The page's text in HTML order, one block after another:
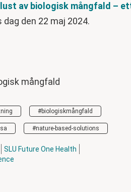
av biologisk mångfald –
den 22 maj 2024.
mångfald
#biologiskmångfald
#nature-based-solutions
SLU Future One Health